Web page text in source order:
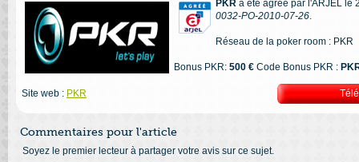
PKR a été agréé par l'ARJEL le
0032-PO-2010-07-26.
Réseau de la poker room : PKR
Bonus PKR: 500 € Code Bonus PKR :
Site web : PKR
Commentaires pour l'article
Soyez le premier lecteur à partager votre avis sur ce sujet.